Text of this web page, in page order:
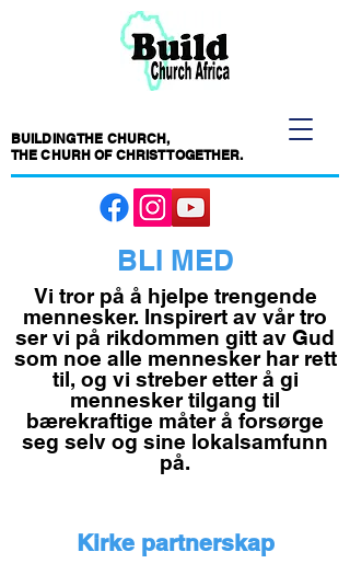
BUILDING THE CHURCH,
THE CHURH OF CHRIST TOGETHER.
BLI MED
Vi tror på å hjelpe trengende
mennesker. Inspirert av vår tro
ser vi på rikdommen gitt av Gud
som noe alle mennesker har rett
til, og vi streber etter å gi
mennesker tilgang til
bærekraftige måter å forsørge
seg selv og sine lokalsamfunn
på.
Kirke partnerskap